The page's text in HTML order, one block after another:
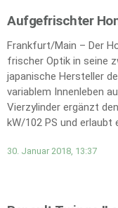
Aufgefrischter
Frankfurt/Main – Der
frischer Optik in seine
japanische Hersteller
variablem Innenleben
Vierzylinder ergänzt
kW/102 PS und erlaubt
30. Januar 2018, 13:37